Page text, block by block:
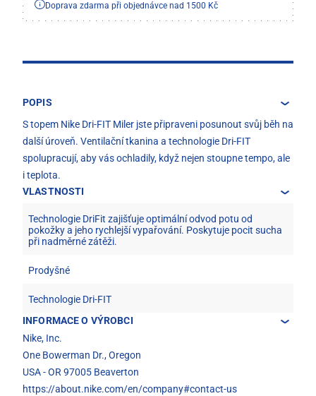
Doprava zdarma při objednávce nad 1500 Kč
POPIS
S topem Nike Dri-FIT Miler jste připraveni posunout svůj běh na
další úroveň. Ventilační tkanina a technologie Dri-FIT
spolupracují, aby vás ochladily, když nejen stoupne tempo, ale
i teplota.
VLASTNOSTI
Technologie DriFit zajišťuje optimální odvod potu od
pokožky a jeho rychlejší vypařování. Poskytuje pocit sucha
při nadměrné zátěži.
Prodyšné
Technologie Dri-FIT
INFORMACE O VÝROBCI
Nike, Inc.
One Bowerman Dr., Oregon
USA - OR 97005 Beaverton
https://about.nike.com/en/company#contact-us